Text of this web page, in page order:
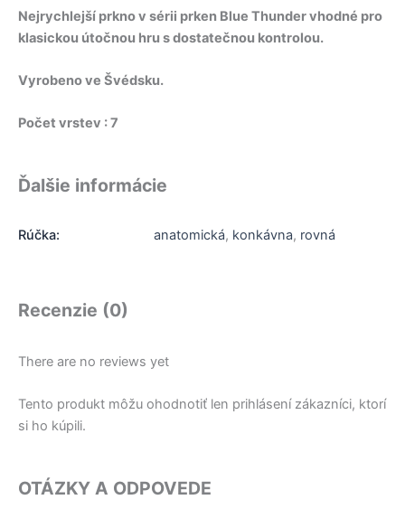
Nejrychlejší prkno v sérii prken Blue Thunder vhodné pro
klasickou útočnou hru s dostatečnou kontrolou.
Vyrobeno ve Švédsku.
Počet vrstev : 7
Ďalšie informácie
Rúčka: anatomická, konkávna, rovná
Recenzie (0)
There are no reviews yet
Tento produkt môžu ohodnotiť len prihlásení zákazníci, ktorí
si ho kúpili.
OTÁZKY A ODPOVEDE